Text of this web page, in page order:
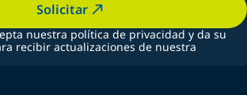
Solicitar
nuestra política de privacidad y da su
recibir actualizaciones de nuestra